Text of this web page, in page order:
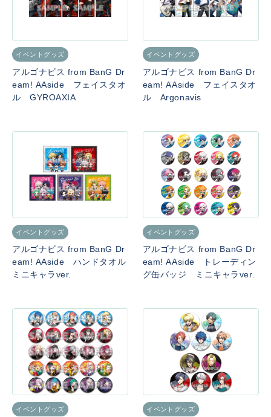
イベントグッズ
アルゴナビス from BanG Dr
eam! AAside フェイスタオ
ル GYROAXIA
イベントグッズ
アルゴナビス from BanG Dr
eam! AAside フェイスタオ
ル Argonavis
イベントグッズ
アルゴナビス from BanG Dr
eam! AAside ハンドタオル
ミニキャラver.
イベントグッズ
アルゴナビス from BanG Dr
eam! AAside トレーディン
グ缶バッジ ミニキャラver.
イベントグッズ イベントグッズ